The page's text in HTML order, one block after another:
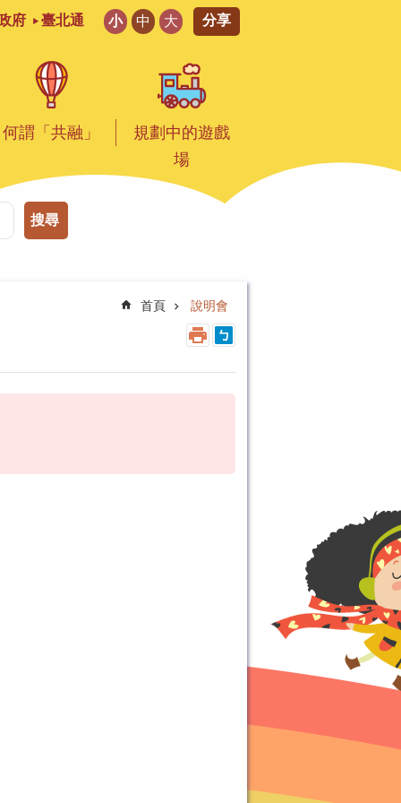
府 臺北通 小 中 大 分享
何謂「共融」
規劃中的遊戲
場
搜尋
首頁 說明會